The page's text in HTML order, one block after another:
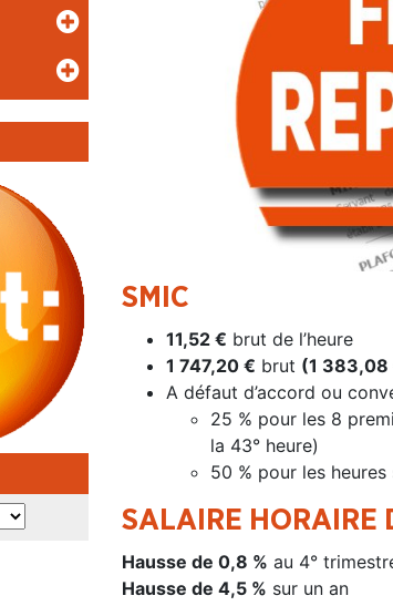
SMIC
11,52 € brut de l’heure
1 747,20 € brut (1 383,08
A défaut d’accord ou
25 % pour les 8
la 43° heure)
50 % pour les heures
SALAIRE HORAIRE
Hausse de 0,8 % au 4°
Hausse de 4,5 % sur un an